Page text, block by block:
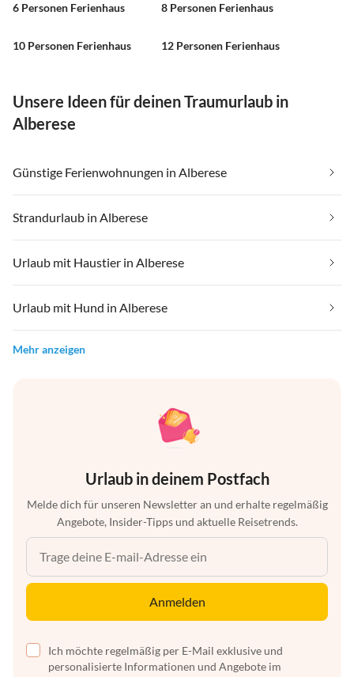
6 Personen Ferienhaus 8 Personen Ferienhaus
10 Personen Ferienhaus 12 Personen Ferienhaus
Unsere Ideen für deinen Traumurlaub in
Alberese
Günstige Ferienwohnungen in Alberese
Strandurlaub in Alberese
Urlaub mit Haustier in Alberese
Urlaub mit Hund in Alberese
Mehr anzeigen
Urlaub in deinem Postfach
Melde dich für unseren Newsletter an und erhalte regelmäßig
Angebote, Insider-Tipps und aktuelle Reisetrends.
Anmelden
Ich möchte regelmäßig per E-Mail exklusive und
personalisierte Informationen und Angebote im